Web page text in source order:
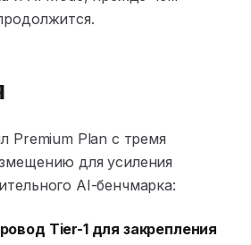
Premium Plan с тремя
для усиления
AI-бенчмарка:
Tier-1 для закрепления